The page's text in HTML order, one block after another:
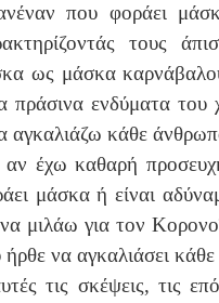
που φοράει
τους
ως μάσκα
πράσινα ενδύματα του
αγκαλιάζω κάθε
έχω καθαρή
μάσκα ή είναι
μιλάω για τον
να αγκαλιάσει
τις σκέψεις, τις